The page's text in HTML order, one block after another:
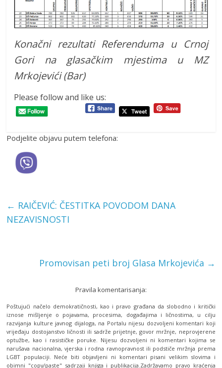
Konačni rezultati Referenduma u Crnoj
Gori na glasačkim mjestima u MZ
Mrkojevići (Bar)
Please follow and like us:
Podjelite objavu putem telefona:
← RAIČEVIĆ: ČESTITKA POVODOM DANA
NEZAVISNOSTI
Promovisan peti broj Glasa Mrkojevića →
Pravila komentarisanja:
Poštujući načelo demokratičnosti, kao i pravo građana da slobodno i kritički
iznose mišljenje o pojavama, procesima, događajima i ličnostima, u cilju
razvijanja kulture javnog dijaloga, na Portalu nijesu dozvoljeni komentari koji
vrijeđaju dostojanstvo ličnosti ili sadrže prijetnje, govor mržnje, neprovjerene
optužbe, kao i rasističke poruke. Nijesu dozvoljeni ni komentari kojima se
narušava nacionalna, vjerska i rodna ravnopravnost ili podstiče mržnja prema
LGBT populaciji. Neće biti objavljeni ni komentari pisani velikim slovima i
obimni "copy/paste" sadrzaji knjiga i publikacija.Zadržavamo pravo kraćenja